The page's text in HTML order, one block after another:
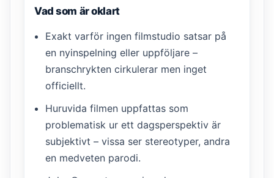
Vad som är oklart
Exakt varför ingen filmstudio satsar på
en nyinspelning eller uppföljare –
branschrykten cirkulerar men inget
officiellt.
Huruvida filmen uppfattas som
problematisk ur ett dagsperspektiv är
subjektivt – vissa ser stereotyper, andra
en medveten parodi.